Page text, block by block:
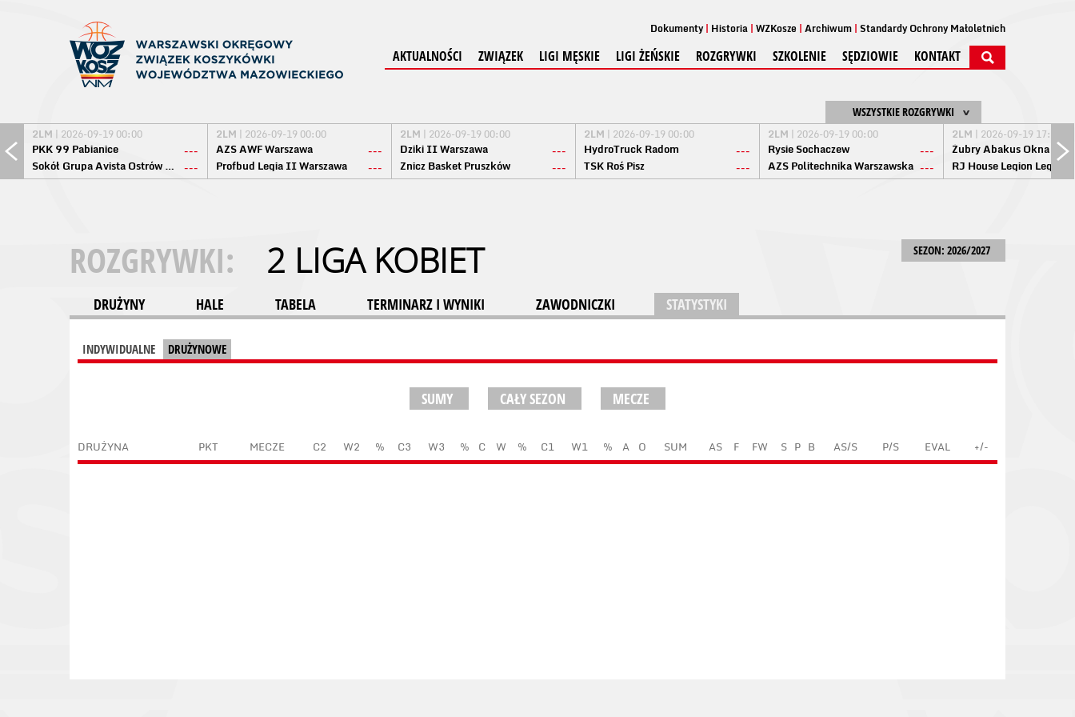
Dokumenty Historia WZKosze Archiwum Standardy Ochrony Małoletnich
AKTUALNOŚCI ZWIĄZEK LIGI MĘSKIE LIGI ŻEŃSKIE ROZGRYWKI SZKOLENIE SĘDZIOWIE KONTAKT
WSZYSTKIE ROZGRYWKI
2LM | 2026-09-19 00:00
PKK 99 Pabianice
---
Sokół Grupa Avista Ostrów Maz. ---
2LM | 2026-09-19 00:00
AZS AWF Warszawa
---
Profbud Legia II Warszawa
---
2LM | 2026-09-19 00:00
Dziki II Warszawa
---
Znicz Basket Pruszków
---
2LM | 2026-09-19 00:00
HydroTruck Radom
---
TSK Roś Pisz
---
2LM | 2026-09-19 00:00
Rysie Sochaczew
---
AZS Politechnika Warszawska ---
2LM | 2026-09-19 17:00
Żubry Abakus Okna
RJ House Legion
SEZON: 2026/2027
ROZGRYWKI: 2 LIGA KOBIET
DRUŻYNY HALE TABELA TERMINARZ I WYNIKI ZAWODNICZKI STATYSTYKI
INDYWIDUALNE DRUŻYNOWE
SUMY CAŁY SEZON MECZE
DRUŻYNA PKT MECZE C2 W2 % C3 W3 % C W % C1 W1 % A O SUM AS F FW S P B AS/S P/S EVAL +/-